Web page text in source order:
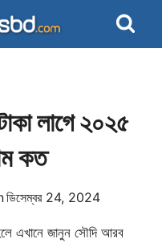
লাগে ২০২৫
কত
ডিসেম্বর 24, 2024
এখানে জানুন সৌদি আরব